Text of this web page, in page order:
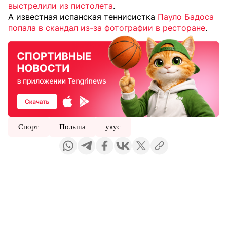
выстрелили из пистолета.
А известная испанская теннисистка Пауло Бадоса
попала в скандал из-за фотографии в ресторане.
Спорт Польша укус